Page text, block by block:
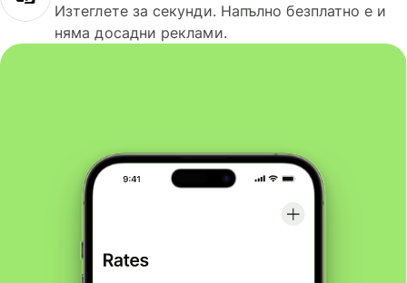
Изтеглете за секунди. Напълно безплатно е и
няма досадни реклами.